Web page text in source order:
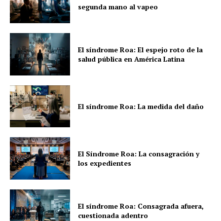
segunda mano al vapeo
El síndrome Roa: El espejo roto de la
salud pública en América Latina
El síndrome Roa: La medida del daño
El Síndrome Roa: La consagración y
los expedientes
El síndrome Roa: Consagrada afuera,
cuestionada adentro